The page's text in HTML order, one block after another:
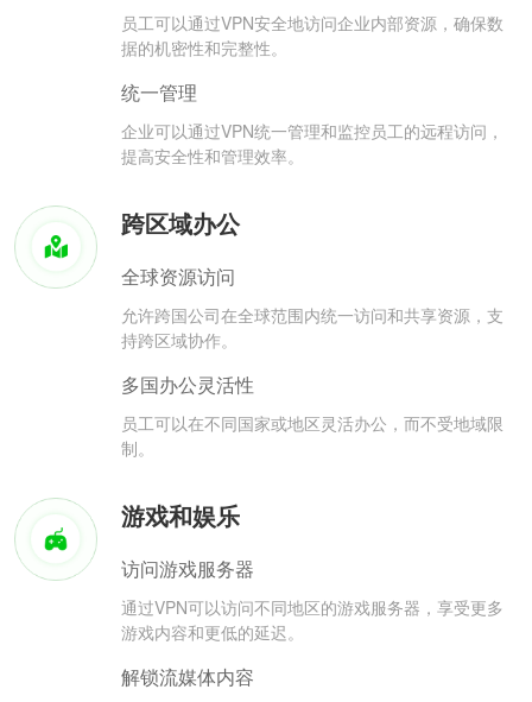
员工可以通过VPN安全地访问企业内部资源，确保数
据的机密性和完整性。
统一管理
企业可以通过VPN统一管理和监控员工的远程访问，
提高安全性和管理效率。
跨区域办公
全球资源访问
允许跨国公司在全球范围内统一访问和共享资源，支
持跨区域协作。
多国办公灵活性
员工可以在不同国家或地区灵活办公，而不受地域限
制。
游戏和娱乐
访问游戏服务器
通过VPN可以访问不同地区的游戏服务器，享受更多
游戏内容和更低的延迟。
解锁流媒体内容